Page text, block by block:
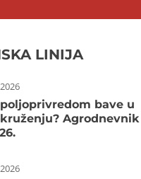
LINIJA
bave u
Agrodnevnik |